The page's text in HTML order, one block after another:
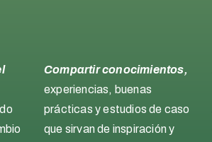
Compartir conocimientos,
experiencias, buenas
prácticas y estudios de caso
que sirvan de inspiración y